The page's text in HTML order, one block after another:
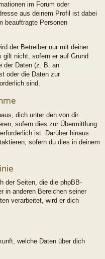
im Forum oder
aus deinem Profil ist dabei
beauftragte Personen
der Betreiber nur mit deiner
gilt nicht, sofern er auf Grund
der Daten (z. B. an
oder die Daten zur
sind.
dich unter den von dir
sofern dies zur Übermittlung
ist. Darüber hinaus
sofern du dies in deinem
der Seiten, die die phpBB-
in anderen Bereichen seiner
verarbeitet, wird er dich
welche Daten über dich